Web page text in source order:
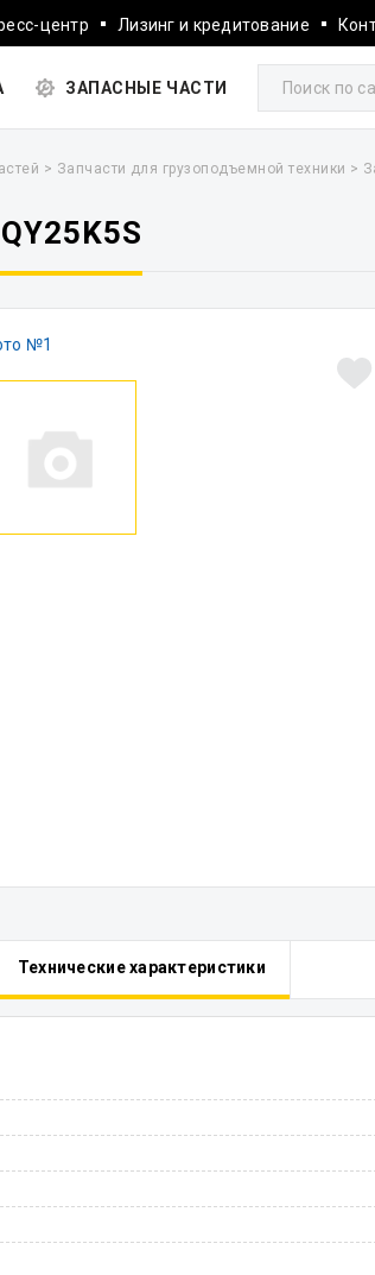
центр Лизинг и кредитование
ЗАПАСНЫЕ ЧАСТИ
> Запчасти для грузоподъемной техники >
Технические характеристики